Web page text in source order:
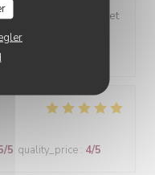
ober is wel meer met
werk. Een oudere
/5 quality_price : 4/5